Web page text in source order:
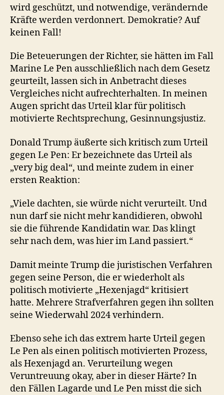
wird geschützt, und notwendige, verändernde
Kräfte werden verdonnert. Demokratie? Auf
keinen Fall!
Die Beteuerungen der Richter, sie hätten im Fall
Marine Le Pen ausschließlich nach dem Gesetz
geurteilt, lassen sich in Anbetracht dieses
Vergleiches nicht aufrechterhalten. In meinen
Augen spricht das Urteil klar für politisch
motivierte Rechtsprechung, Gesinnungsjustiz.
Donald Trump äußerte sich kritisch zum Urteil
gegen Le Pen: Er bezeichnete das Urteil als
„very big deal“, und meinte zudem in einer
ersten Reaktion:
„Viele dachten, sie würde nicht verurteilt. Und
nun darf sie nicht mehr kandidieren, obwohl
sie die führende Kandidatin war. Das klingt
sehr nach dem, was hier im Land passiert.“
Damit meinte Trump die juristischen Verfahren
gegen seine Person, die er wiederholt als
politisch motivierte „Hexenjagd“ kritisiert
hatte. Mehrere Strafverfahren gegen ihn sollten
seine Wiederwahl 2024 verhindern.
Ebenso sehe ich das extrem harte Urteil gegen
Le Pen als einen politisch motivierten Prozess,
als Hexenjagd an. Verurteilung wegen
Veruntreuung okay, aber in dieser Härte? In
den Fällen Lagarde und Le Pen misst die sich